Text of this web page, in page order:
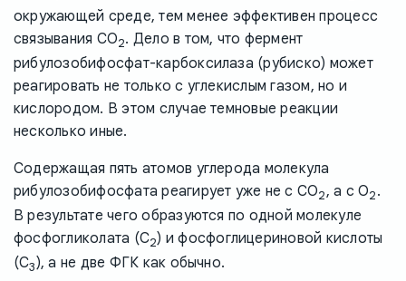
окружающей среде, тем менее эффективен процесс
связывания CO2. Дело в том, что фермент
рибулозобифосфат-карбоксилаза (рубиско) может
реагировать не только с углекислым газом, но и
кислородом. В этом случае темновые реакции
несколько иные.
Содержащая пять атомов углерода молекула
рибулозобифосфата реагирует уже не с CO2, а с O2.
В результате чего образуются по одной молекуле
фосфогликолата (C2) и фосфоглицериновой кислоты
(C3), а не две ФГК как обычно.